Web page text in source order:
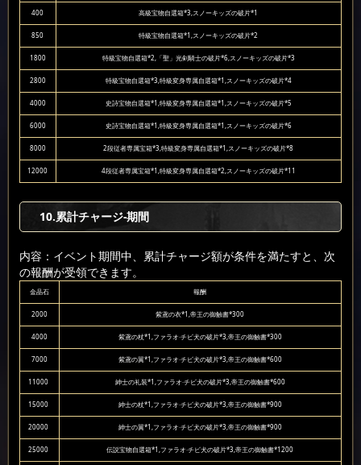
400 高級宝物自選箱*3,スノーキッズの破片*1
850 特級宝物自選箱*1,スノーキッズの破片*2
1800 特級宝物自選箱*2,「聖」光剣騎士の破片*6,スノーキッズの破片*3
2800 特級宝物自選箱*3,特級変身専属自選箱*1,スノーキッズの破片*4
4000 史詩宝物自選箱*1,特級変身専属自選箱*1,スノーキッズの破片*5
6000 史詩宝物自選箱*1,特級変身専属自選箱*1,スノーキッズの破片*6
8000 2段従者専属宝箱*3,特級変身専属自選箱*1,スノーキッズの破片*8
12000 4段従者専属宝箱*1,特級変身専属自選箱*2,スノーキッズの破片*11
10.累計チャージ-期間
内容：イベント期間中、累計チャージ額が条件を満たすと、次
の報酬が受領できます。
金晶石 報酬
2000 紫鳶の衣*1,帝王の御触書*300
4000 紫鳶の杖*1,ファラオ·チビ犬の破片*3,帝王の御触書*300
7000 紫鳶の翼*1,ファラオ·チビ犬の破片*3,帝王の御触書*600
11000 紳士の礼装*1,ファラオ·チビ犬の破片*3,帝王の御触書*600
15000 紳士の杖*1,ファラオ·チビ犬の破片*3,帝王の御触書*900
20000 紳士の翼*1,ファラオ·チビ犬の破片*3,帝王の御触書*900
25000 伝説宝物自選箱*1,ファラオ·チビ犬の破片*3,帝王の御触書*1200